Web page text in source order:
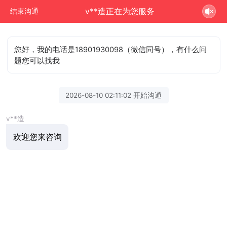
结束沟通 v**造正在为您服务
您好，我的电话是18901930098（微信同号），有什么问
题您可以找我
2026-08-10 02:11:02 开始沟通
v**造
欢迎您来咨询